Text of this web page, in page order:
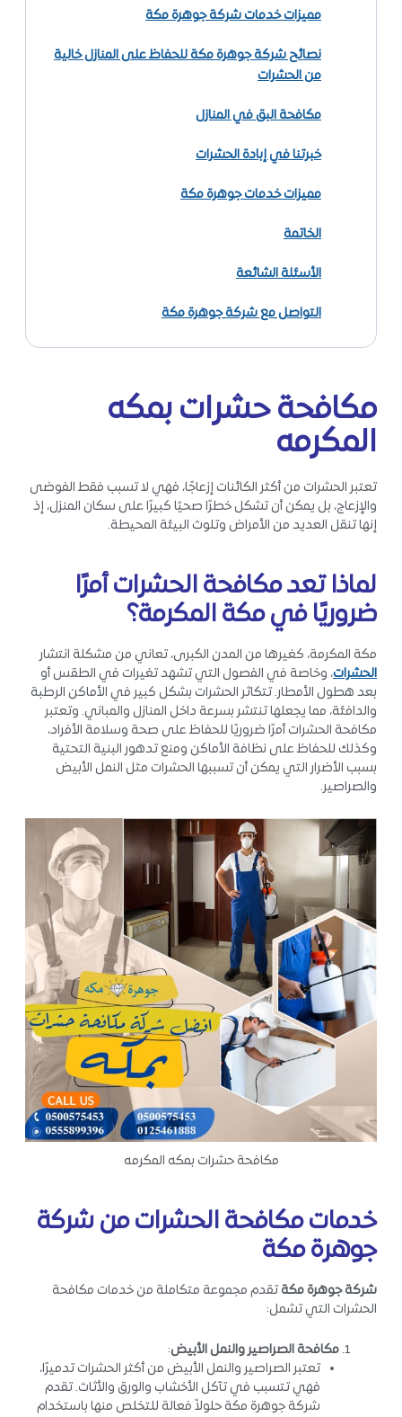
مميزات خدمات شركة جوهرة مكة
نصائح شركة جوهرة مكة للحفاظ على المنازل خالية
من الحشرات
مكافحة البق في المنازل
خبرتنا في إبادة الحشرات
مميزات خدمات جوهرة مكة
الخاتمة
الأسئلة الشائعة
التواصل مع شركة جوهرة مكة
مكافحة حشرات بمكه
المكرمه
تعتبر الحشرات من أكثر الكائنات إزعاجًا، فهي لا تسبب فقط الفوضى
والإزعاج، بل يمكن أن تشكل خطرًا صحيًا كبيرًا على سكان المنزل، إذ
إنها تنقل العديد من الأمراض وتلوث البيئة المحيطة.
لماذا تعد مكافحة الحشرات أمرًا
ضروريًا في مكة المكرمة؟
مكة المكرمة، كغيرها من المدن الكبرى، تعاني من مشكلة انتشار
الحشرات، وخاصة في الفصول التي تشهد تغيرات في الطقس أو
بعد هطول الأمطار. تتكاثر الحشرات بشكل كبير في الأماكن الرطبة
والدافئة، مما يجعلها تنتشر بسرعة داخل المنازل والمباني. وتعتبر
مكافحة الحشرات أمرًا ضروريًا للحفاظ على صحة وسلامة الأفراد،
وكذلك للحفاظ على نظافة الأماكن ومنع تدهور البنية التحتية
بسبب الأضرار التي يمكن أن تسببها الحشرات مثل النمل الأبيض
والصراصير.
مكافحة حشرات بمكه المكرمه
خدمات مكافحة الحشرات من شركة
جوهرة مكة
شركة جوهرة مكة تقدم مجموعة متكاملة من خدمات مكافحة
الحشرات التي تشمل:
مكافحة الصراصير والنمل الأبيض:
تعتبر الصراصير والنمل الأبيض من أكثر الحشرات تدميرًا،
فهي تتسبب في تآكل الأخشاب والورق والأثاث. تقدم
شركة جوهرة مكة حلولاً فعالة للتخلص منها باستخدام